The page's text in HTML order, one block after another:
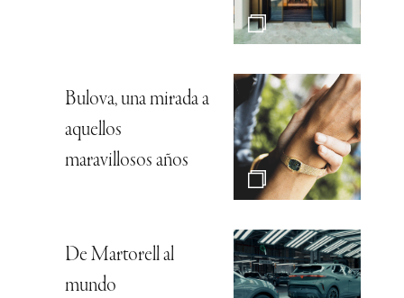
Bulova, una mirada a
aquellos
maravillosos años
De Martorell al
mundo